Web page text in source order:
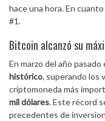
hace una hora. En cuanto
#1.
Bitcoin alcanzó su
En marzo del año pasado
histórico, superando los
criptomoneda más
mil dólares. Este récord
precedentes de